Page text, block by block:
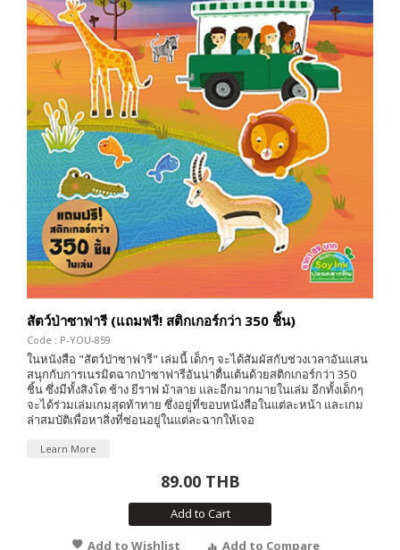
สัตว์ป่าซาฟารี (แถมฟรี! สติกเกอร์กว่า 350 ชิ้น)
Code : P-YOU-859
ในหนังสือ "สัตว์ป่าซาฟารี" เล่มนี้ เด็กๆ จะได้สัมผัสกับช่วงเวลาอันแสน
สนุกกับการเนรมิตฉากป่าซาฟารีอันน่าตื่นเต้นด้วยสติกเกอร์กว่า 350
ชิ้น ซึ่งมีทั้งสิงโต ช้าง ยีราฟ ม้าลาย และอีกมากมายในเล่ม อีกทั้งเด็กๆ
จะได้ร่วมเล่มเกมสุดท้าทาย ซึ่งอยู่ที่ขอบหนังสือในแต่ละหน้า และเกม
ล่าสมบัติเพื่อหาสิ่งที่ซ่อนอยู่ในแต่ละฉากให้เจอ
Learn More
89.00 THB
Add to Cart
Add to Wishlist
Add to Compare